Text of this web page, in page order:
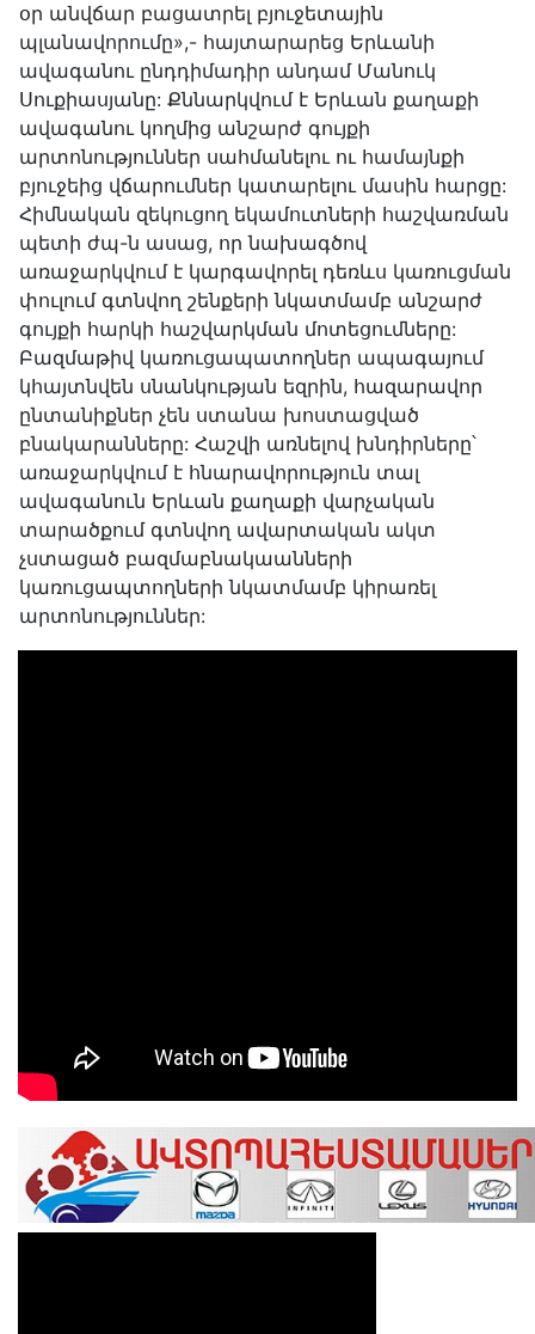
օր անվճար բացատրել բյուջետային
պլանավորումը»,- հայտարարեց Երևանի
ավագանու ընդդիմադիր անդամ Մանուկ
Սուքիասյանը: Քննարկվում է Երևան քաղաքի
ավագանու կողմից անշարժ գույքի
արտոնություններ սահմանելու ու համայնքի
բյուջեից վճարումներ կատարելու մասին հարցը:
Հիմնական զեկուցող եկամուտների հաշվառման
պետի ժպ-ն ասաց, որ նախագծով
առաջարկվում է կարգավորել դեռևս կառուցման
փուլում գտնվող շենքերի նկատմամբ անշարժ
գույքի հարկի հաշվարկման մոտեցումները:
Բազմաթիվ կառուցապատողներ ապագայում
կհայտնվեն սնանկության եզրին, հազարավոր
ընտանիքներ չեն ստանա խոստացված
բնակարանները: Հաշվի առնելով խնդիրները՝
առաջարկվում է հնարավորություն տալ
ավագանուն Երևան քաղաքի վարչական
տարածքում գտնվող ավարտական ակտ
չստացած բազմաբնակաանների
կառուցապտողների նկատմամբ կիրառել
արտոնություններ: